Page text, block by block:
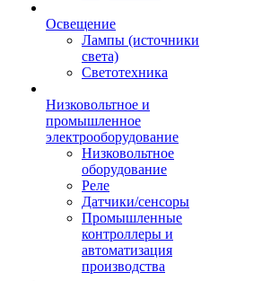
Освещение
Лампы (источники
света)
Светотехника
Низковольтное и
промышленное
электрооборудование
Низковольтное
оборудование
Реле
Датчики/сенсоры
Промышленные
контроллеры и
автоматизация
производства